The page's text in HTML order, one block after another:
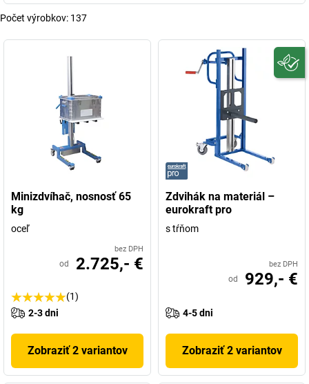
Počet výrobkov: 137
Minizdvíhač, nosnosť 65
kg
oceľ
bez DPH
od 2.725,- €
(1)
2-3 dni
Zobraziť 2 variantov
Zdvihák na materiál –
eurokraft pro
s tŕňom
bez DPH
od 929,- €
4-5 dni
Zobraziť 2 variantov